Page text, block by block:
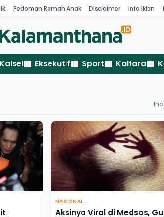
Pedoman Ramah Anak Disclaimer Info Iklan
Kalsel Eksekutif Sport Kaltara
NASIONAL
Aksinya Viral di Medsos,